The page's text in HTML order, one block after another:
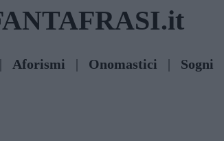
| Aforismi | Onomastici | Sogni